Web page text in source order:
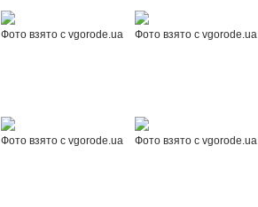
Фото взято с vgorode.ua Фото взято с vgorode.ua
Фото взято с vgorode.ua Фото взято с vgorode.ua